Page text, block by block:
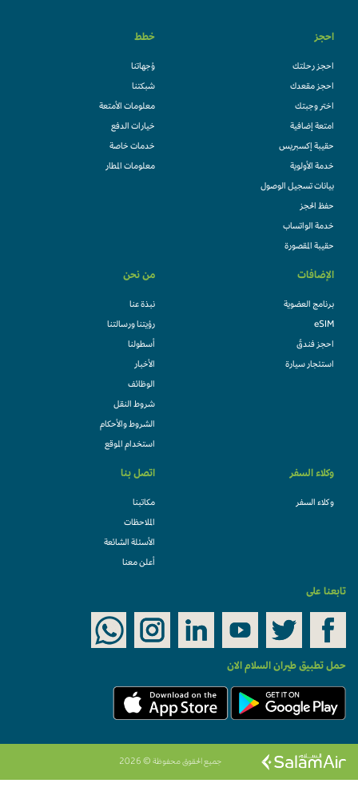
احجز
احجز رحلتك
احجز مقعدك
اختر وجبتك
امتعة إضافية
حقيبة إكسبريس
خدمة الأولوية
بيانات تسجيل الوصول
حفظ الحجز
خدمة الواتساب
حقيبة المقصورة
خطط
وُجهاتنا
شبكتنا
معلومات الأمتعة
خيارات الدفع
خدمات خاصة
معلومات المطار
الإضافات
برنامج العضوية
eSIM
احجز فندقً
استئجار سيارة
من نحن
نبذة عنا
رؤيتنا ورسالتنا
أسطولنا
الأخبار
الوظائف
شروط النقل
الشروط والأحكام
استخدام الموقع
وكلاء السفر
وكلاء السفر
اتصل بنا
مكاتبنا
الملاحظات
الأسئلة الشائعة
أعلن معنا
تابعنا على
حمل تطبيق طيران السلام الان
جميع الحقوق محفوظة © 2026